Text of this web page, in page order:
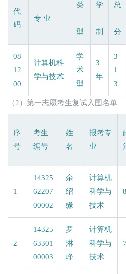
代
码
专 业
类
型
学
制
总
分
08
12
00
计算机科
学与技术
学
术
型
3
年
3
1
3
（2）第一志愿考生复试入围名单
序
号
考生
编号
姓
名
报考专
业
1
14325
62207
00002
余
绍
缘
计算机
科学与
技术
2
14325
63301
00003
罗
淋
峰
计算机
科学与
技术